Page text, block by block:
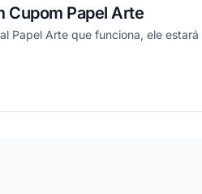
Cupom Papel Arte
Papel Arte que funciona, ele